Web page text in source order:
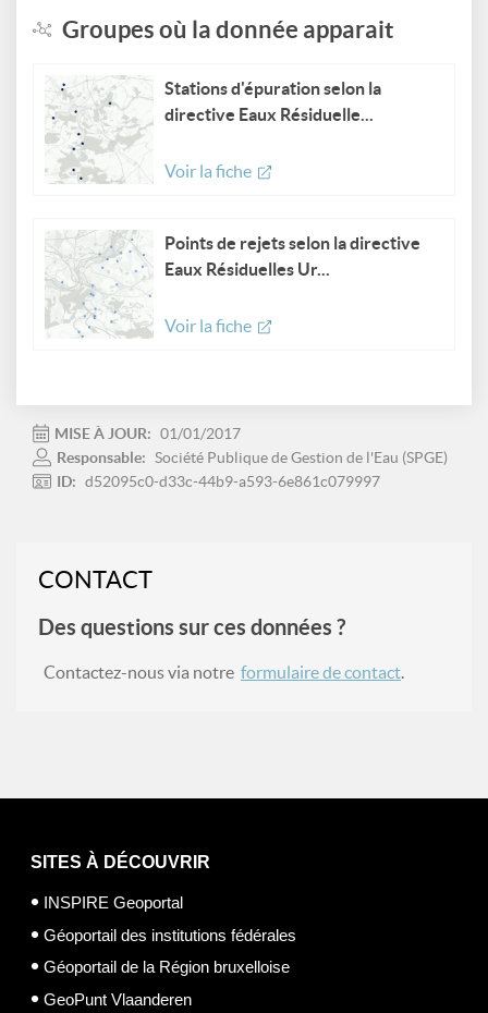
Groupes où la donnée apparait
Stations d'épuration selon la
directive Eaux Résiduelle...
Voir la fiche
Points de rejets selon la directive
Eaux Résiduelles Ur...
Voir la fiche
MISE À JOUR: 01/01/2017
Responsable: Société Publique de Gestion de l'Eau (SPGE)
ID: d52095c0-d33c-44b9-a593-6e861c079997
CONTACT
Des questions sur ces données ?
Contactez-nous via notre formulaire de contact.
SITES À DÉCOUVRIR
INSPIRE Geoportal
Géoportail des institutions fédérales
Géoportail de la Région bruxelloise
GeoPunt Vlaanderen